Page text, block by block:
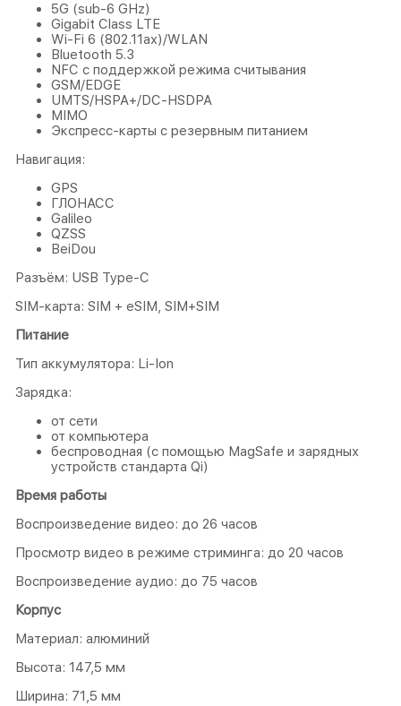
5G (sub‑6 GHz)
Gigabit Class LTE
Wi‑Fi 6 (802.11ax)/WLAN
Bluetooth 5.3
NFC с поддержкой режима считывания
GSM/EDGE
UMTS/​HSPA+/​DC-HSDPA
MIMO
Экспресс‑карты с резервным питанием
Навигация:
GPS
ГЛОНАСС
Galileo
QZSS
BeiDou
Разъём: USB Type-C
SIM-карта: SIM + eSIM, SIM+SIM
Питание
Тип аккумулятора: Li-Ion
Зарядка:
от сети
от компьютера
беспроводная (с помощью MagSafe и зарядных
устройств стандарта Qi)
Время работы
Воспроизведение видео: до 26 часов
Просмотр видео в режиме стриминга: до 20 часов
Воспроизведение аудио: до 75 часов
Корпус
Материал: алюминий
Высота: 147,5 мм
Ширина: 71,5 мм